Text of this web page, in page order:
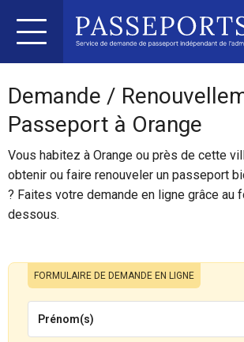
Demande /
Passeport à Orange
Vous habitez à Orange ou près de cette
obtenir ou faire renouveler un passeport
? Faites votre demande en ligne grâce au
dessous.
FORMULAIRE DE DEMANDE EN LIGNE
Prénom(s)